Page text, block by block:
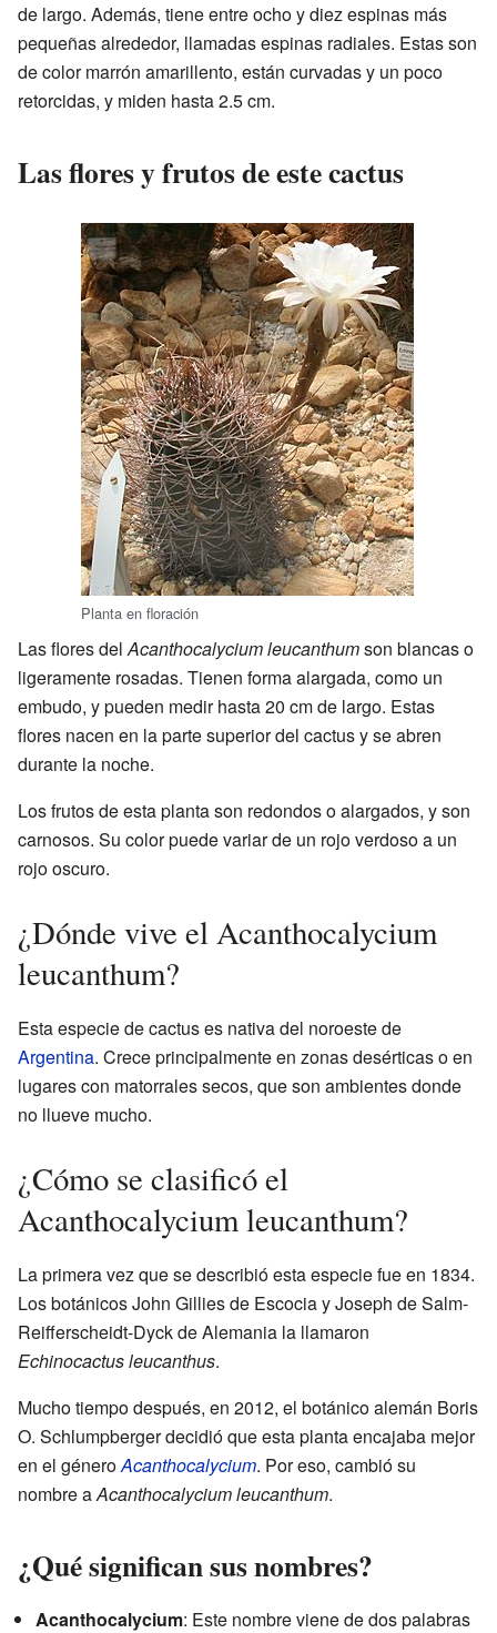
de largo. Además, tiene entre ocho y diez espinas más
pequeñas alrededor, llamadas espinas radiales. Estas son
de color marrón amarillento, están curvadas y un poco
retorcidas, y miden hasta 2.5 cm.
Las flores y frutos de este cactus
Planta en floración
Las flores del Acanthocalycium leucanthumson blancas o
ligeramente rosadas. Tienen forma alargada, como un
embudo, y pueden medir hasta 20 cm de largo. Estas
flores nacen en la parte superior del cactus y se abren
durante la noche.
Los frutos de esta planta son redondos o alargados, y son
carnosos. Su color puede variar de un rojo verdoso a un
rojo oscuro.
¿Dónde vive el Acanthocalycium
leucanthum?
Esta especie de cactus es nativa del noroeste de
Argentina. Crece principalmente en zonas desérticas o en
lugares con matorrales secos, que son ambientes donde
no llueve mucho.
¿Cómo se clasificó el
Acanthocalycium leucanthum?
La primera vez que se describió esta especie fue en 1834.
Los botánicos John Gillies de Escocia y Joseph de Salm-
Reifferscheidt-Dyck de Alemania la llamaron
Echinocactus leucanthus.
Mucho tiempo después, en 2012, el botánico alemán Boris
O. Schlumpberger decidió que esta planta encajaba mejor
en el géneroAcanthocalycium. Por eso, cambió su
nombre aAcanthocalycium leucanthum.
¿Qué significan sus nombres?
Acanthocalycium: Este nombre viene de dos palabras